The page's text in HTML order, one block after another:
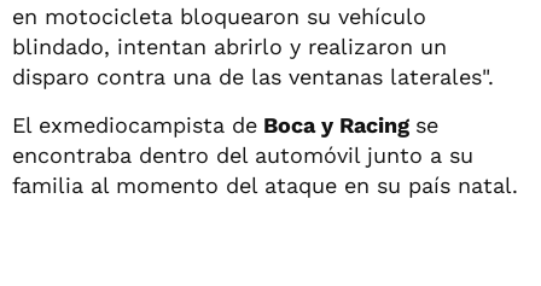
en motocicleta bloquearon su vehículo
blindado, intentan abrirlo y realizaron un
disparo contra una de las ventanas laterales".
El exmediocampista de Boca y Racing se
encontraba dentro del automóvil junto a su
familia al momento del ataque en su país natal.